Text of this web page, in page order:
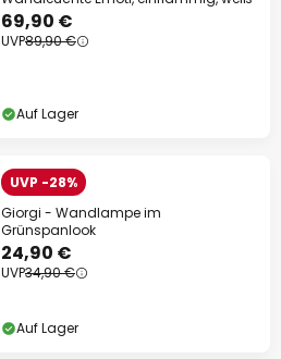
69,90 €
UVP89,90 €
Auf Lager
UVP -28%
Giorgi - Wandlampe im
Grünspanlook
24,90 €
UVP34,90 €
Auf Lager